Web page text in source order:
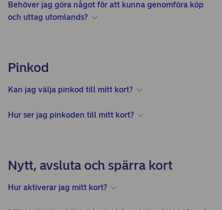
Behöver jag göra något för att kunna genomföra köp
och uttag utomlands?
Pinkod
Kan jag välja pinkod till mitt kort?
Hur ser jag pinkoden till mitt kort?
Nytt, avsluta och spärra kort
Hur aktiverar jag mitt kort?